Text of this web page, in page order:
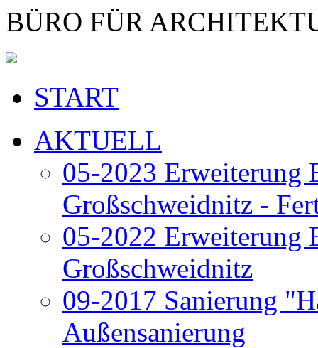
BÜRO FÜR
START
AKTUELL
05-2023 Erweiterung
Großschweidnitz -
05-2022 Erweiterung
Großschweidnitz
09-2017 Sanierung
Außensanierung